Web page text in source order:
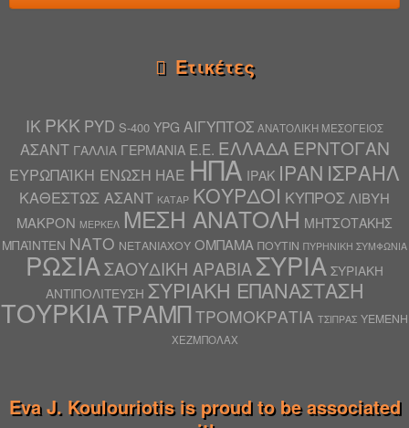
Ετικέτες
IK PKK PYD S-400 YPG ΑΙΓΥΠΤΟΣ ΑΝΑΤΟΛΙΚΗ ΜΕΣΟΓΕΙΟΣ
ΑΣΑΝΤ ΓΑΛΛΙΑ ΓΕΡΜΑΝΙΑ Ε.Ε. ΕΛΛΑΔΑ ΕΡΝΤΟΓΑΝ
ΕΥΡΩΠΑΪΚΗ ΕΝΩΣΗ ΗΑΕ ΗΠΑ ΙΡΑΚ ΙΡΑΝ ΙΣΡΑΗΛ
ΚΑΘΕΣΤΩΣ ΑΣΑΝΤ ΚΑΤΑΡ ΚΟΥΡΔΟΙ ΚΥΠΡΟΣ ΛΙΒΥΗ
ΜΑΚΡΟΝ ΜΕΡΚΕΛ ΜΕΣΗ ΑΝΑΤΟΛΗ ΜΗΤΣΟΤΑΚΗΣ
ΜΠΑΪΝΤΕΝ ΝΑΤΟ ΝΕΤΑΝΙΑΧΟΥ ΟΜΠΑΜΑ ΠΟΥΤΙΝ ΠΥΡΗΝΙΚΗ ΣΥΜΦΩΝΙΑ
ΡΩΣΙΑΣΑΟΥΔΙΚΗ ΑΡΑΒΙΑΣΥΡΙΑ ΣΥΡΙΑΚΗ
ΑΝΤΙΠΟΛΙΤΕΥΣΗ ΣΥΡΙΑΚΗ ΕΠΑΝΑΣΤΑΣΗ
ΤΟΥΡΚΙΑΤΡΑΜΠ ΤΡΟΜΟΚΡΑΤΙΑ ΤΣΙΠΡΑΣ ΥΕΜΕΝΗ
ΧΕΖΜΠΟΛΑΧ
Eva J. Koulouriotis is proud to be associated